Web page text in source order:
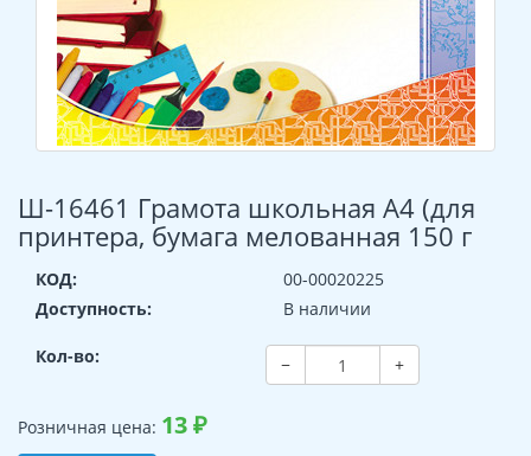
Ш-16461 Грамота школьная А4 (для
принтера, бумага мелованная 150 г
КОД:
00-00020225
Доступность:
В наличии
Кол-во: − +
Розничная цена: 13₽